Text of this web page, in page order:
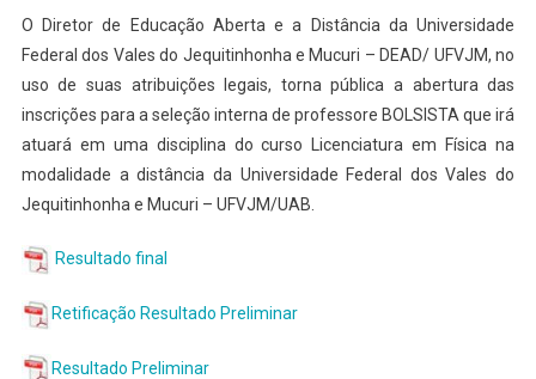
O Diretor de Educação Aberta e a Distância da Universidade
Federal dos Vales do Jequitinhonha e Mucuri – DEAD/ UFVJM, no
uso de suas atribuições legais, torna pública a abertura das
inscrições para a seleção interna de professore BOLSISTA que irá
atuará em uma disciplina do curso Licenciatura em Física na
modalidade a distância da Universidade Federal dos Vales do
Jequitinhonha e Mucuri – UFVJM/UAB.
Resultado final
Retificação Resultado Preliminar
Resultado Preliminar